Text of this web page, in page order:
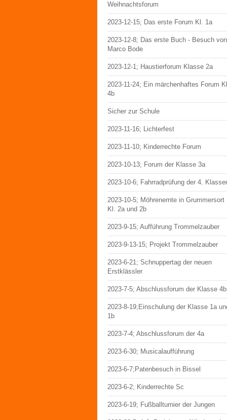
Weihnachtsforum
2023-12-15; Das erste Forum Kl. 1a
2023-12-8; Das erste Buch - Besuch von
Marco Bode
2023-12-1; Haustierforum Klasse 2a
2023-11-24; Ein märchenhaftes Forum
4b
Sicher zur Schule
2023-11-16; Lichterfest
2023-11-10; Kinderrechte Forum
2023-10-13; Forum der Klasse 3a
2023-10-6; Fahrradprüfung der 4.
2023-10-5; Möhrenernte in Grummersort
Kl. 2a und 2b
2023-9-15; Aufführung Trommelzauber
2023-9-13-15; Projekt Trommelzauber
2023-6-21; Schnuppertag der neuen
Erstklässler
2023-7-5; Abschlussforum der Klasse 4b
2023-8-19;Einschulung der Klasse 1a
1b
2023-7-4; Abschlussforum der 4a
2023-6-30; Musicalaufführung
2023-6-7;Patenbesuch in Bissel
2023-6-2; Kinderrechte Sc
2023-6-19; Fußballturnier der Jungen